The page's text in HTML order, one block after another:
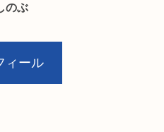
のぶ
ィール